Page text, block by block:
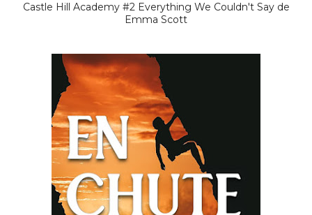
Castle Hill Academy #2 Everything We Couldn't Say de
Emma Scott